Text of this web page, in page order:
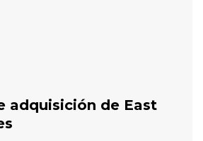
adquisición de East